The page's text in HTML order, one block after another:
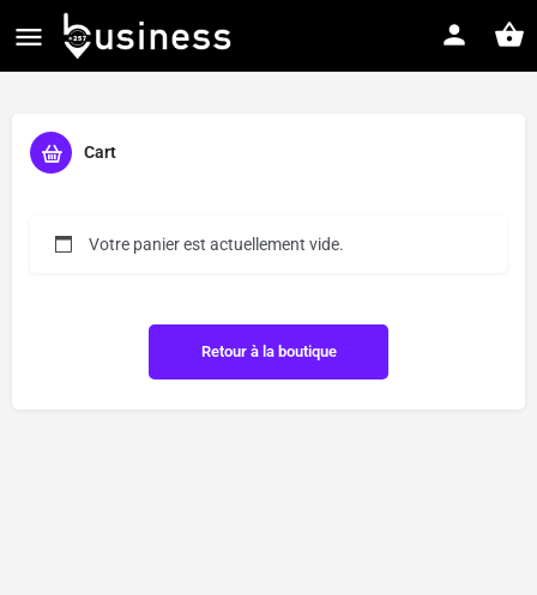
Cart
Votre panier est actuellement vide.
Retour à la boutique